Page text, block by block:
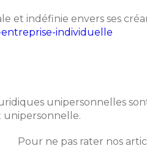
et indéfinie envers ses
individuelle
unipersonnelles
Pour ne pas rater nos